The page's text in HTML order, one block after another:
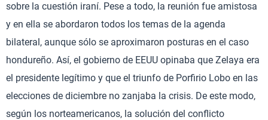
sobre la cuestión iraní. Pese a todo, la reunión fue amistosa
y en ella se abordaron todos los temas de la agenda
bilateral, aunque sólo se aproximaron posturas en el caso
hondureño. Así, el gobierno de EEUU opinaba que Zelaya era
el presidente legítimo y que el triunfo de Porfirio Lobo en las
elecciones de diciembre no zanjaba la crisis. De este modo,
según los norteamericanos, la solución del conflicto